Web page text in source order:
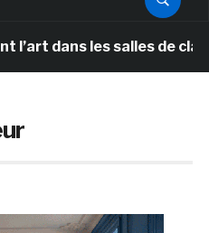
les salles de classe des